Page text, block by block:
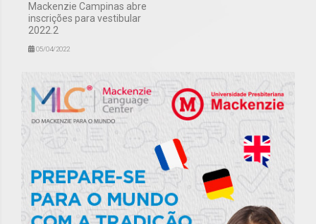
Mackenzie Campinas abre
inscrições para vestibular
2022.2
05/04/2022